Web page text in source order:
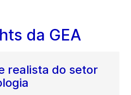
da GEA
realista do setor